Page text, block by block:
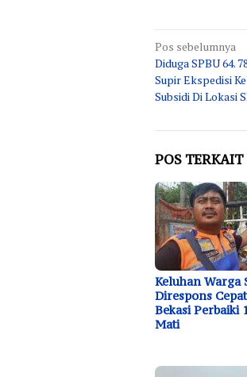
Navigasi
pos
Pos sebelumnya
Diduga SPBU 64.
Supir Ekspedisi
Subsidi Di Lokasi
POS TERKAIT
Keluhan Warga
Direspons
Bekasi Perbaiki
Mati